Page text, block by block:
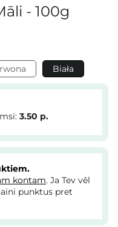
- 100g
Biała
3.50 p.
kontam. Ja Tev vēl
punktus pret